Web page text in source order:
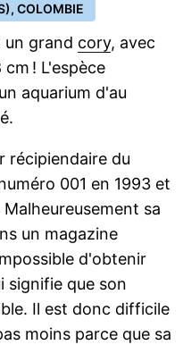
COLOMBIE
un grand cory, avec
! L'espèce
aquarium d'au
récipiendaire du
001 en 1993 et
sa
un magazine
d'obtenir
signifie que son
Il est donc difficile
moins parce que sa